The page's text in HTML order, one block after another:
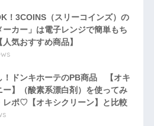
！3COINS（スリーコインズ）の
ーカー」は電子レンジで簡単もち
気おすすめ商品】
！ドンキホーテのPB商品 【オキ
ー】（酸素系漂白剤）を使ってみ
レポ♡【オキシクリーン】と比較